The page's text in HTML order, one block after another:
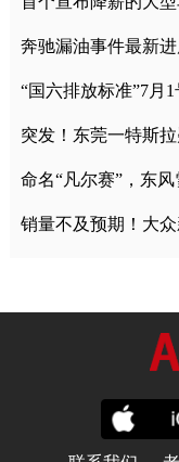
突发！东莞一特斯
命名“凡尔赛”，东
销量不及预期！大